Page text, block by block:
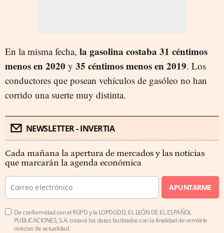
En la misma fecha, la gasolina costaba 31 céntimos
menos en 2020 y 35 céntimos menos en 2019. Los
conductores que posean vehículos de gasóleo no han
corrido una suerte muy distinta.
NEWSLETTER - INVERTIA
Cada mañana la apertura de mercados y las noticias
que marcarán la agenda económica
APUNTARME
De conformidad con el RGPD y la LOPDGDD, EL LEÓN DE EL ESPAÑOL
PUBLICACIONES, S.A. tratará los datos facilitados con la finalidad de remitirle
noticias de actualidad.